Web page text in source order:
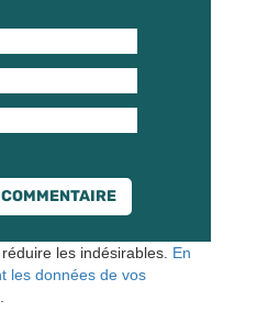
les indésirables. En
les données de vos